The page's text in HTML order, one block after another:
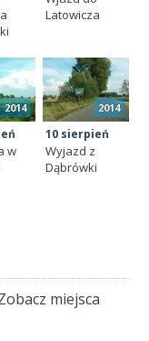
Latowicza
2014
w
2014
10 sierpień
Wyjazd z
Dąbrówki
miejsca